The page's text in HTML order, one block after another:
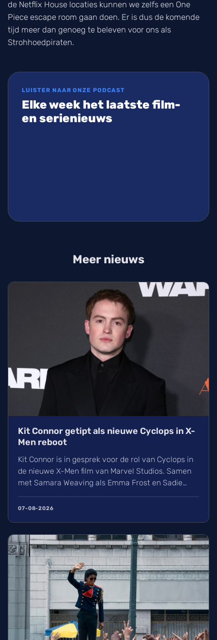
de Netflix House locaties kunnen we zelfs een One
Piece escape room gaan doen. Er is dus de komende
tijd meer dan genoeg te beleven voor ons als
Strohhoedpiraten.
LUISTER NAAR ONZE PODCAST
Elke week het laatste film-
en serienieuws
Meer nieuws
Kit Connor getipt als nieuwe Cyclops in X-
Men reboot
Kit Connor is in gesprek voor de rol van Cyclops in
de nieuwe X-Men film van Marvel Studios. Samen
met Samara Weaving als Emma Frost en Sadie
Sink als Jean Grey krijgt het nieuwe
mutantenteam stilaan vorm. Wij kijken uit naar
Doomsday.
07-08-2026